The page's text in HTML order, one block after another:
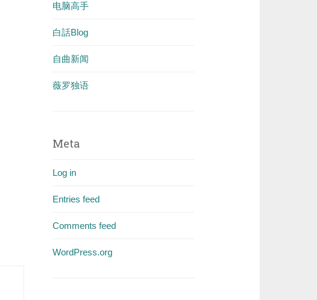
电脑高手
白話Blog
自曲新闻
薇罗独语
Meta
Log in
Entries feed
Comments feed
WordPress.org